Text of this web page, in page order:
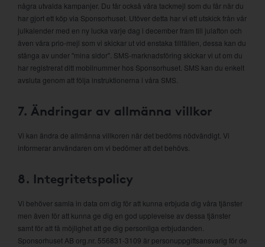
några utvalda kampanjer. Du får också våra tackmejl som du får när du
har gjort ett köp via Sponsorhuset. Utöver detta har vi ett utskick från vår
julkalender med en ny lucka varje dag i december fram till julafton och
även våra prio-mejl som vi skickar ut vid enstaka tillfällen, dessa kan du
stänga av under "mina sidor". SMS-marknadsföring skickar vi ut om du
har registrerat ditt mobilnummer hos Sponsorhuset. SMS kan du enkelt
avsluta genom att följa instruktionerna i våra SMS.
7. Ändringar av allmänna villkor
Vi kan ändra de allmänna villkoren när det bedöms nödvändigt. Vi
informerar användaren om vi bedömer att det behövs.
8. Integritetspolicy
Vi behöver samla in data om dig för att kunna erbjuda dig våra tjänster
men även för att kunna ge dig en god upplevelse av dessa tjänster
samt för att få möjlighet att ge dig personliga erbjudanden.
Sponsorhuset AB org.nr. 556831-3109 är personuppgiftsansvarig för de